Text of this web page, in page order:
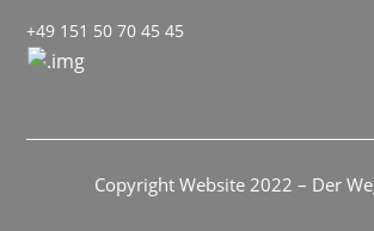
+49 151 50 70 45 45
Copyright Website 2022 – Der